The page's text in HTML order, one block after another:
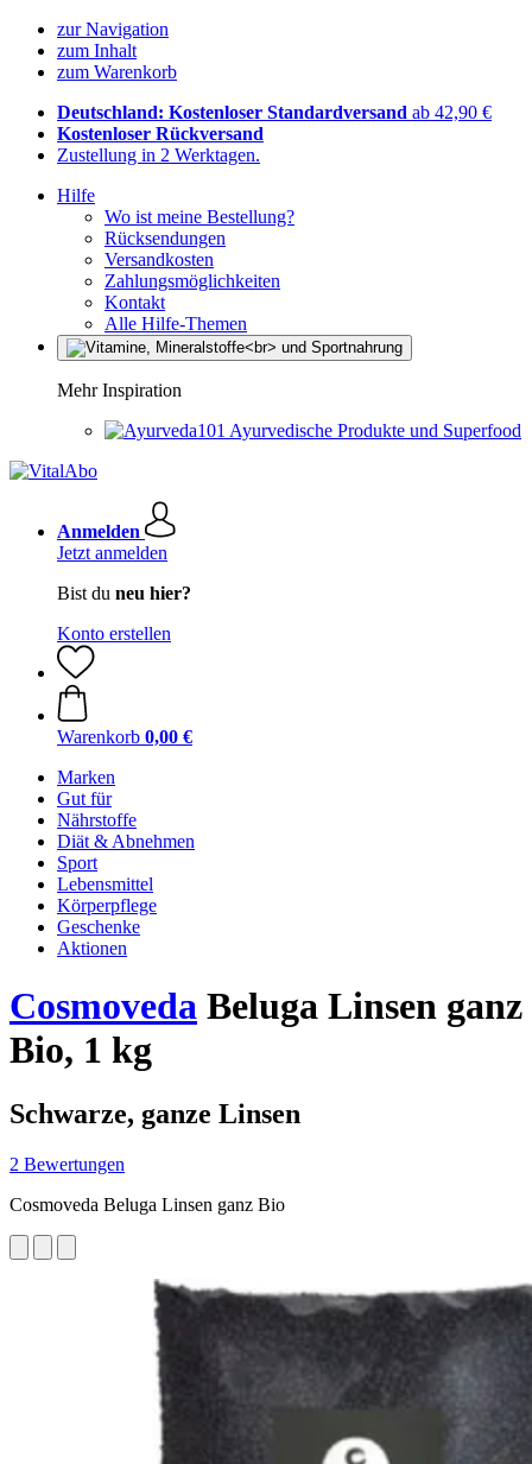
zur Navigation
zum Inhalt
zum Warenkorb
Deutschland: Kostenloser Standardversand ab 42,90 €
Kostenloser Rückversand
Zustellung in 2 Werktagen.
Hilfe
Wo ist meine Bestellung?
Rücksendungen
Versandkosten
Zahlungsmöglichkeiten
Kontakt
Alle Hilfe-Themen
Mehr Inspiration
Ayurvedische Produkte und Superfood
Anmelden
Jetzt anmelden
Bist du neu hier?
Konto erstellen
Warenkorb 0,00 €
Marken
Gut für
Nährstoffe
Diät & Abnehmen
Sport
Lebensmittel
Körperpflege
Geschenke
Aktionen
Cosmoveda Beluga Linsen ganz
Bio, 1 kg
Schwarze, ganze Linsen
2 Bewertungen
Cosmoveda Beluga Linsen ganz Bio